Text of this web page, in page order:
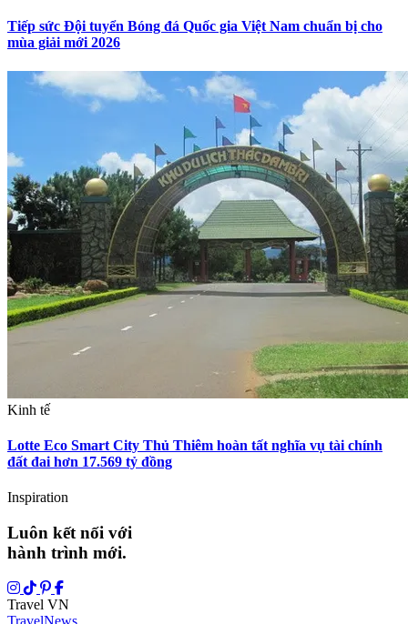
Tiếp sức Đội tuyển Bóng đá Quốc gia Việt Nam chuẩn bị cho
mùa giải mới 2026
Kinh tế
Lotte Eco Smart City Thủ Thiêm hoàn tất nghĩa vụ tài chính
đất đai hơn 17.569 tỷ đồng
Inspiration
Luôn kết nối với
hành trình mới.
Travel VN
TravelNews